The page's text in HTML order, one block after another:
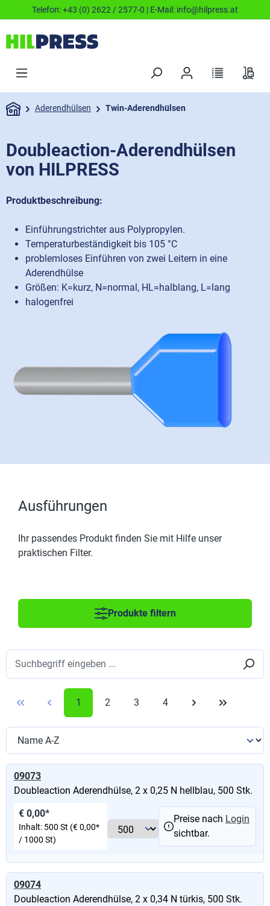
Telefon:+43 (0) 2622 / 2577-0 | E-Mail: info@hilpress.at
Aderendhülsen Twin-Aderendhülsen
Doubleaction-Aderendhülsen
von HILPRESS
Produktbeschreibung:
Einführungstrichter aus Polypropylen.
Temperaturbeständigkeit bis 105 °C
problemloses Einführen von zwei Leitern in eine
Aderendhülse
Größen: K=kurz, N=normal, HL=halblang, L=lang
halogenfrei
Ausführungen
Ihr passendes Produkt finden Sie mit Hilfe unser
praktischen Filter.
Produkte filtern
1 2 3 4
09073
Doubleaction Aderendhülse, 2 x 0,25 N hellblau, 500 Stk.
€ 0,00*
Inhalt: 500 St (€ 0,00*
/ 1000 St)
Preise nach Login
sichtbar.
09074
Doubleaction Aderendhülse, 2 x 0,34 N türkis, 500 Stk.